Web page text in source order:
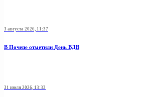
3 августа 2026, 11:37
В Почепе отметили День ВДВ
31 июля 2026, 13:33